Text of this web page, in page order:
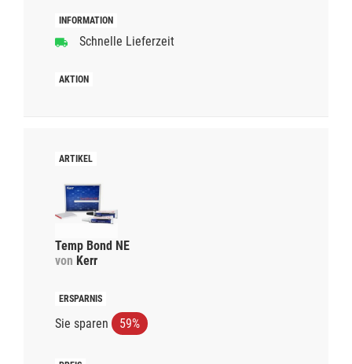
Schnelle Lieferzeit
Temp Bond NE
von Kerr
Sie sparen 59%